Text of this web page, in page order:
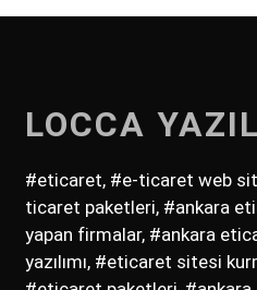
LOCCA
#eticaret, #e-ticaret web
ticaret paketleri, #ankara
yapan firmalar, #ankara
yazılımı, #eticaret sitesi